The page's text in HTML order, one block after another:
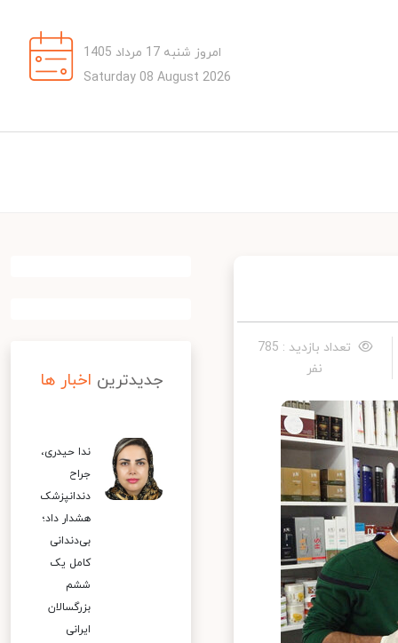
امروز شنبه 17 مرداد 1405
Saturday 08 August 2026
تعداد بازدید : 785
نفر
جدیدترین اخبار ها
ندا حیدری،
جراح
دندانپزشک
هشدار داد؛
بی‌دندانی
کامل یک
ششم
بزرگسالان
ایرانی